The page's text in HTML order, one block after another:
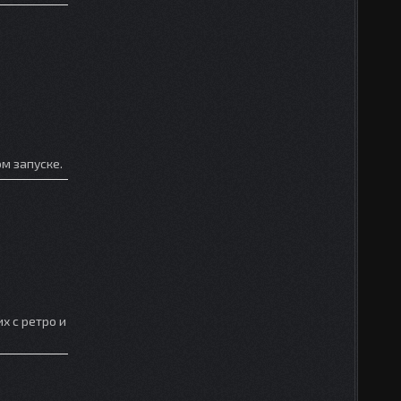
запуске.
с ретро и